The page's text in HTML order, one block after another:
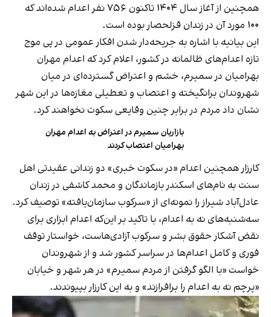
همچنین از آغاز سال ۱۴۰۴ تاکنون ۷۵۶ نفر اعدام شده‌اند که
۱۰۰ مورد آن در زندان قزلحصار بوده است.
این بیانیه با اشاره به جریحه‌دار شدن افکار عمومی در پی موج
تازه اعدام‌های ظالمانه در کشور، اعلام کرد که اعدام مهران
بهرامیان در سمیرم، خشم و اعتراض گسترده‌ای در میان
شهروندان برانگیخته و اعتصاب و تعطیلی مغازه‌ها در این شهر
نشان داد مردم در برابر چنین وقایعی سکوت نخواهند کرد.
بازاریان سمیرم در اعتراض به اعدام مهران
بهرامیان اعتصاب کردند
کارزار همچنین اعدام «در سکوت خبری» دو زندانی عقیدتی اهل‌
سنت به نام‌های اسکندر بازماندگان و محمد کاشفی در زندان
عادل‌آباد شیراز را نمونه‌ای از «سرکوب سازمان‌یافته» توصیف کرد.
سه‌شنبه‌های نه به اعدام، با تاکید بر این‌که اعدام ابزاری برای
نقض آشکار حقوق بشر و سرکوب آزادی‌هاست، خواستار توقف
فوری و کامل اعدام‌ها در سراسر کشور شد و از شهروندان
خواست «با الگو گرفتن از مردم سمیرم» در هر شهر و خیابان
«پرچم نه به اعدام را برافرازند» و به این کارزار بپیوندند.